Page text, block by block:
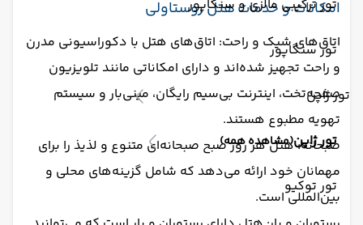
تور ترکیبی مالزی و سنگاپور
تور سنگاپور
تور ژاپن
تور ژاپن(مشاهده همه)
تور توکیو
امکانات و خدمات هتل روستاولی
اتاق‌های شیک و راحت: اتاق‌های هتل با دکوراسیونی مدرن
و راحت تجهیز شده‌اند و دارای امکاناتی مانند تلویزیون
صفحه‌تخت، اینترنت بی‌سیم رایگان، مینی‌بار و سیستم
تهویه مطبوع هستند.
صبحانه: هتل هر روز صبح صبحانه‌ای متنوع و لذیذ را برای
مهمانان خود ارائه می‌دهد که شامل گزینه‌های محلی و
بین‌المللی است.